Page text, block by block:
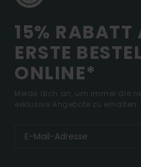
15% RABATT
ERSTE
ONLINE*
Melde dich an, um immer die
exklusive Angebote zu erhalten.